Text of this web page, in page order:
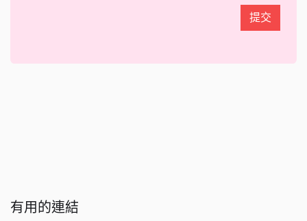
提交
有用的連結